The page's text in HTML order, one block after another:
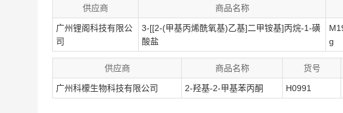
供应商 商品名称
广州锂阁科技有限公
司
3-[[2-(甲基丙烯酰氧基)乙基]二甲铵基]丙烷-1-磺
酸盐
g
供应商 商品名称 货号
广州科檬生物科技有限公司 2-羟基-2-甲基苯丙酮 H0991